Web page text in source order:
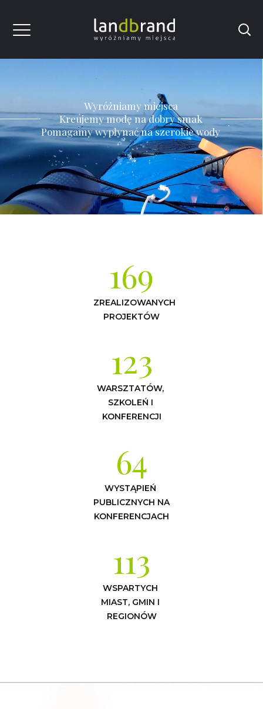
169
ZREALIZOWANYCH
PROJEKTÓW
123
WARSZTATÓW,
SZKOLEŃ I
KONFERENCJI
64
WYSTĄPIEŃ
PUBLICZNYCH NA
KONFERENCJACH
113
WSPARTYCH
MIAST, GMIN I
REGIONÓW